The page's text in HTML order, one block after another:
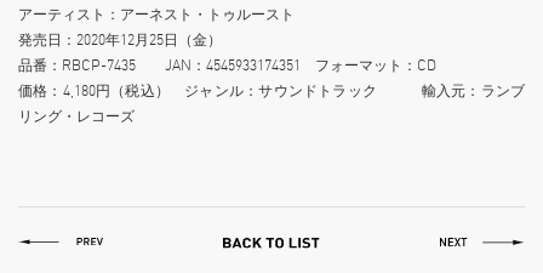
アーティスト：アーネスト・トゥルースト
発売日：2020年12月25日（金）
品番：RBCP-7435 JAN：4545933174351 フォーマット：CD
価格：4,180円（税込） ジャンル：サウンドトラック 輸入元：ランブ
リング・レコーズ